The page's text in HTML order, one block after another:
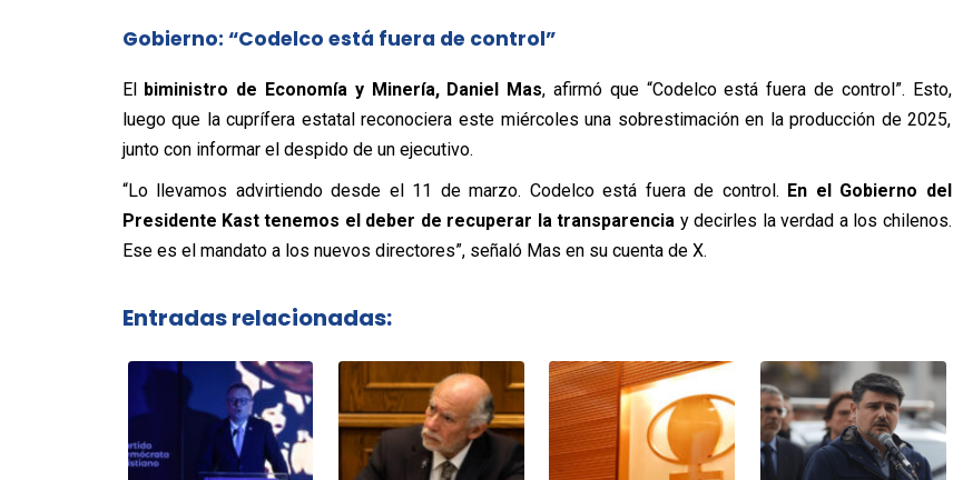
Gobierno: “Codelco está fuera de control”
El biministro de Economía y Minería, Daniel Mas, afirmó que “Codelco está fuera de control”. Esto,
luego que la cuprífera estatal reconociera este miércoles una sobrestimación en la producción de 2025,
junto con informar el despido de un ejecutivo.
“Lo llevamos advirtiendo desde el 11 de marzo. Codelco está fuera de control. En el Gobierno del
Presidente Kast tenemos el deber de recuperar la transparencia y decirles la verdad a los chilenos.
Ese es el mandato a los nuevos directores”, señaló Mas en su cuenta de X.
Entradas relacionadas: